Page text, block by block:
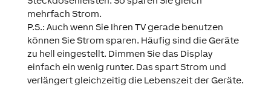
mehrfach Strom.
P.S.: Auch wenn Sie Ihren TV gerade benutzen
können Sie Strom sparen. Häufig sind die Geräte
zu hell eingestellt. Dimmen Sie das Display
einfach ein wenig runter. Das spart Strom und
verlängert gleichzeitig die Lebenszeit der Geräte.